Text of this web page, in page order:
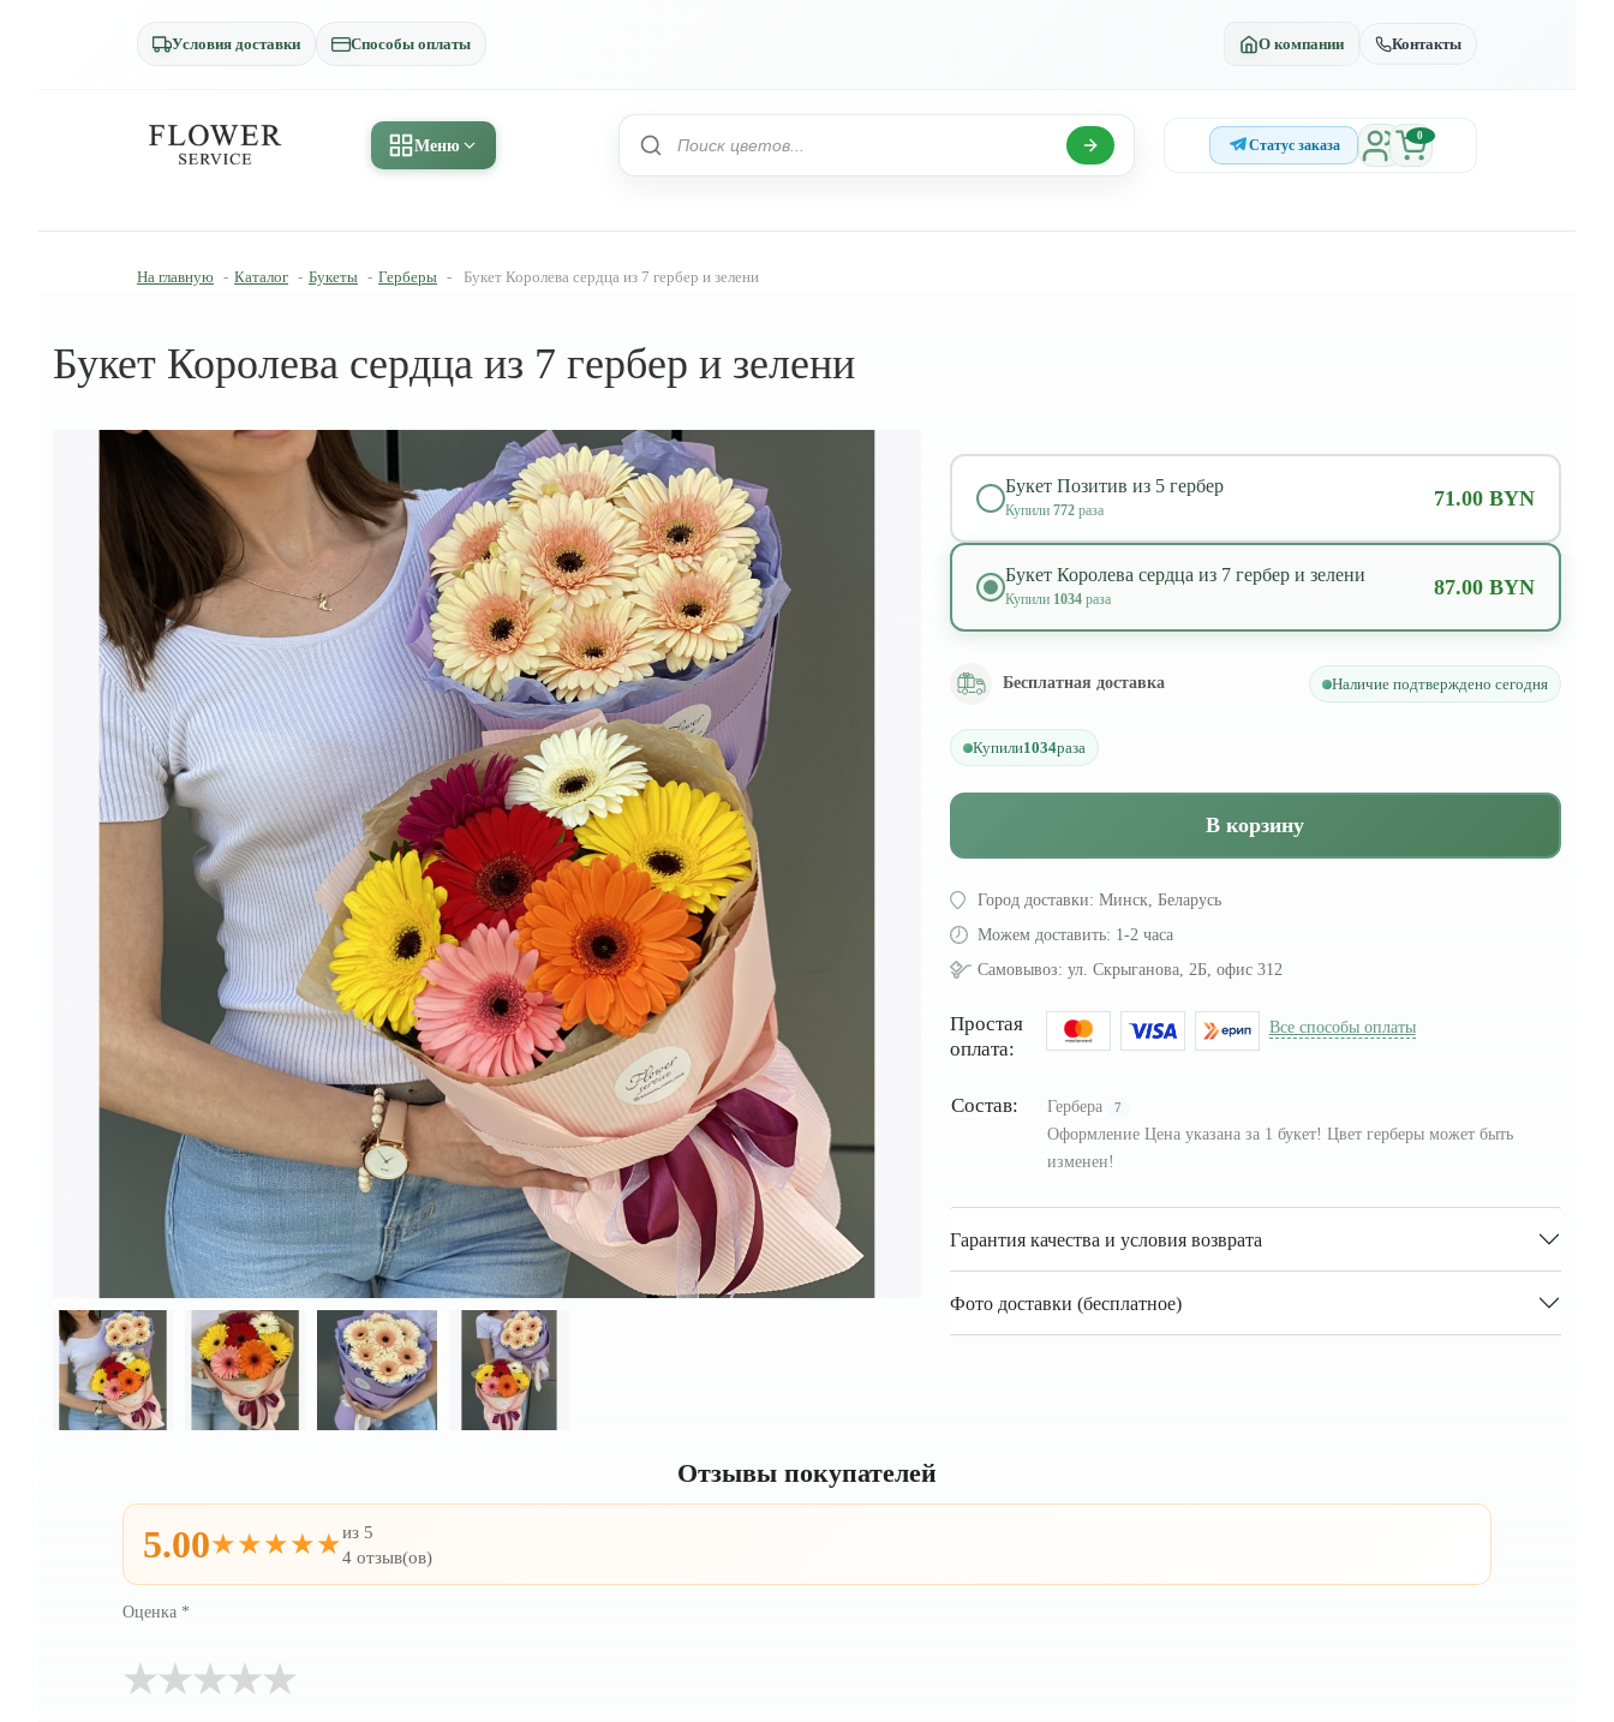
Условия доставки Способы оплаты О компании Контакты
Меню Статус заказа
0
На главную - Каталог - Букеты - Герберы - Букет Королева сердца из 7 гербер и зелени
Букет Королева сердца из 7 гербер и зелени
Букет Позитив из 5 гербер
Купили 772раза
71.00 BYN
Букет Королева сердца из 7 гербер и зелени
Купили 1034раза
87.00 BYN
Бесплатная доставка Наличие подтверждено сегодня
Купили1034раза
В корзину
Город доставки: Минск, Беларусь
Можем доставить: 1-2 часа
Самовывоз: ул. Скрыганова, 2Б, офис 312
Простая
оплата:
Все способы оплаты
Состав: Гербера 7
Оформление Цена указана за 1 букет! Цвет герберы может быть
изменен!
Гарантия качества и условия возврата
Фото доставки (бесплатное)
Отзывы покупателей
5.00★★★★★из 5
4 отзыв(ов)
Оценка *
★
★
★
★
★